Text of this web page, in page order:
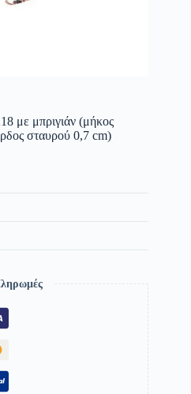
με μπριγιάν (μήκος
σταυρού 0,7 cm)